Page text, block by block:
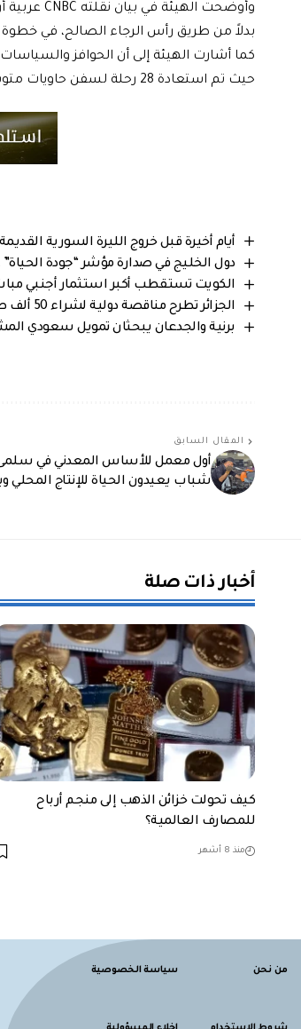
بدلاً من طريق رأس الرجاء الصالح، في خطوة
كما أشارت الهيئة إلى أن الحوافز
حيث تم استعادة 28 رحلة لسفن حاويات متوسطة الحجم، الأمر الذي يعزز ثقة الشركات العالمية بالقناة ويزيد من تنافسيتها.
أيام أخيرة قبل خروج الليرة السورية
دول الخليج في صدارة مؤشر “جودة الحياة” عربياً خلال
الكويت تستقطب أكبر استثمار أجنبي مباشر في
الجزائر تطرح مناقصة دولية لشراء 50 ألف طن قمح
برنية والجدعان يبحثان تمويل سعودي
المقال السابق
أول معمل للأساس المعدني في سلمى
شباب يعيدون الحياة للإنتاج
أخبار ذات صلة
كيف تحولت خزائن الذهب إلى منجم أرباح
للمصارف العالمية؟
منذ 8 أشهر
من نحن سياسة الخصوصية